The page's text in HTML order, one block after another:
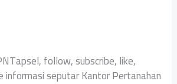
follow, subscribe, like,
informasi seputar Kantor Pertanahan